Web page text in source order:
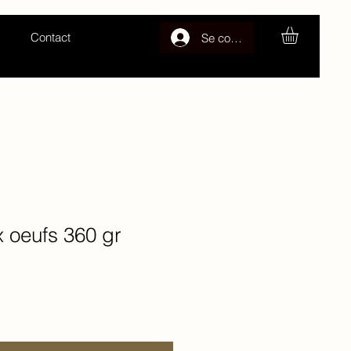
Contact Se connecter
oeufs 360 gr